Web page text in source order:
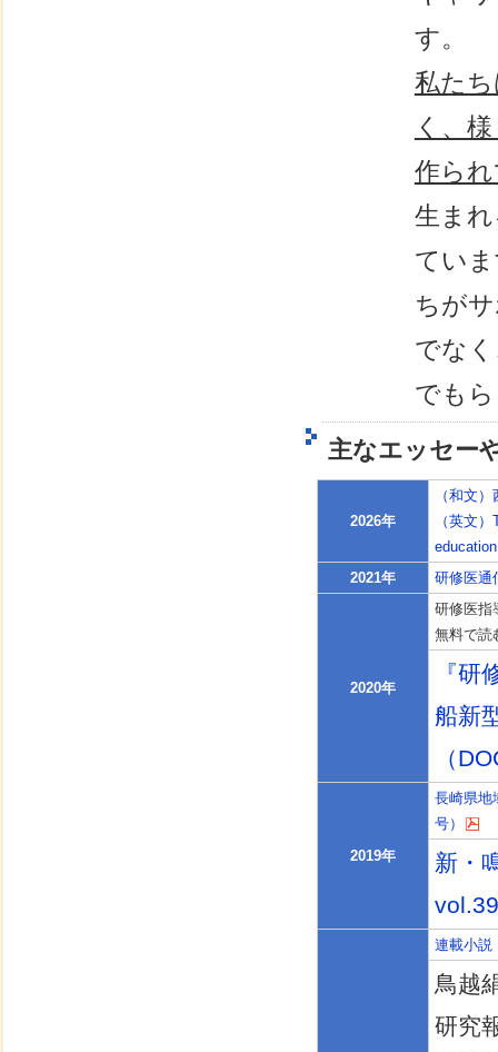
す。
私た
く、
作ら
生ま
てい
ちが
でな
でも
主なエッセー
2026年
（和文
（英文
education
2021年
研修医通
2020年
研修医指
無料で読
『
船新
（
2019年
長崎県地
号）
新・
連載小説
鳥越
研究